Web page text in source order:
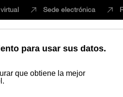
Sede electrónica
InnovaciónVida universitaria
Andalucía